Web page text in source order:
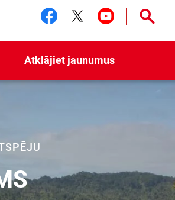
Follow us on
Follow us on
Follow us
Atklājiet jaunumus